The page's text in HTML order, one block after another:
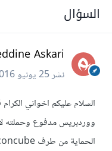
السؤال
Askari
نشر25 يونيو 2016
السلام عليكم اخواني
ووردبريس مدفوع وحملته